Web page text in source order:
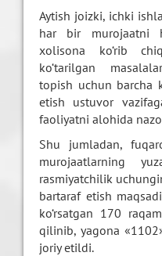
Aytish joizki, ichki
har bir murojaatni
xolisona ko‘rib
ko‘tarilgan
topish uchun barcha
etish ustuvor
faoliyatni alohida
Shu jumladan,
murojaatlarning
rasmiyatchilik
bartaraf etish
ko‘rsatgan 170
qilinib, yagona
joriy etildi.